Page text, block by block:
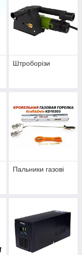
Штроборізи
Пальники газові